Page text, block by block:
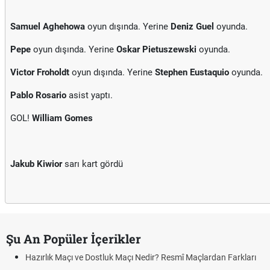
Samuel Aghehowa oyun dışında. Yerine Deniz Guel oyunda.
Pepe oyun dışında. Yerine Oskar Pietuszewski oyunda.
Victor Froholdt oyun dışında. Yerine Stephen Eustaquio oyunda.
Pablo Rosario asist yaptı.
GOL! William Gomes
Jakub Kiwiorsarı kart gördü
Şu An Popüler İçerikler
Hazırlık Maçı ve Dostluk Maçı Nedir? Resmî Maçlardan Farkları